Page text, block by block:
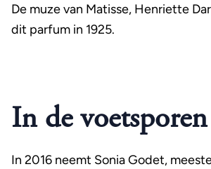
De muze van Matisse, Henriette
dit parfum in 1925.
In de voetsporen
In 2016 neemt Sonia Godet,